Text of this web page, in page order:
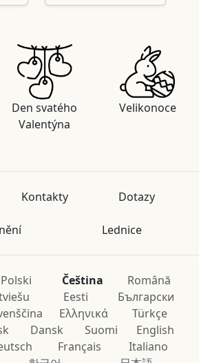
Den svatého
Valentýna
Velikonoce
Kontakty Dotazy
Lednice
Polski Čeština
Română
Eesti
Български
Ελληνικά
Türkçe
Dansk Suomi
English
Français
Italiano